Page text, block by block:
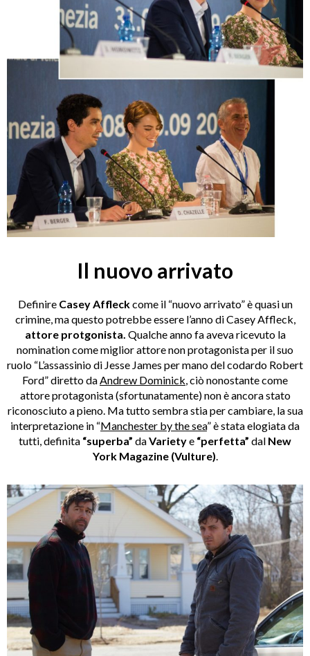
Il nuovo arrivato
Definire Casey Affleckcome il “nuovo arrivato” è quasi un
crimine, ma questo potrebbe essere l’anno di Casey Affleck,
attore protgonista. Qualche anno fa aveva ricevuto la
nomination come miglior attore non protagonista per il suo
ruolo “L’assassinio di Jesse James per mano del codardo Robert
Ford” diretto da Andrew Dominick , ciò nonostante come
attore protagonista (sfortunatamente) non è ancora stato
riconosciuto a pieno. Ma tutto sembra stia per cambiare, la sua
interpretazione in “Manchester by the sea” è stata elogiata da
tutti, definita “superba” daVarietye “perfetta” dal New
York Magazine (Vulture)